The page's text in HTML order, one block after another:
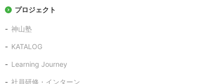
プロジェクト
神山塾
KATALOG
Learning Journey
社員研修・インターン